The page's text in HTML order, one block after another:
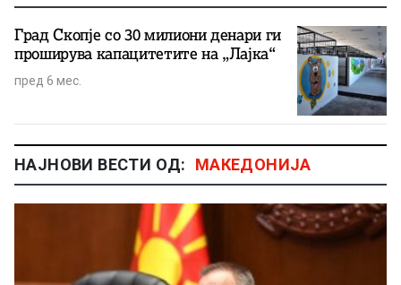
Град Скопје со 30 милиони денари ги
проширува капацитетите на „Лајка“
пред 6 мес.
НАЈНОВИ ВЕСТИ ОД: МАКЕДОНИЈА